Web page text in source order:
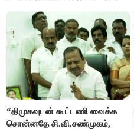
“திமுகவுடன் கூட்டணி வைக்க
சொன்னதே சி.வி.சண்முகம்,